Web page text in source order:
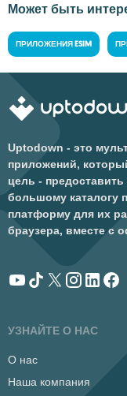
Может быть
ПРИЛОЖЕНИЯ ESIM
Uptodown - это
приложений,
цель -
большому каталогу
платформу для их
браузера, вместе с
УЗНАЙТЕ О НАС
О нас
Наша компания